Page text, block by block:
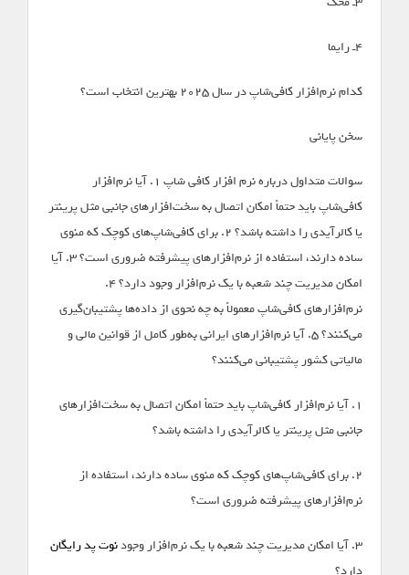
۴ـ رایما
کدام نرم‌افزار کافی‌شاپ در سال 2025 بهترین انتخاب است؟
سخن پایانی
سوالات متداول درباره نرم افزار کافی شاپ ۱. آیا نرم‌افزار
کافی‌شاپ باید حتماً امکان اتصال به سخت‌افزارهای جانبی مثل پرینتر
یا کالرآیدی را داشته باشد؟ ۲. برای کافی‌شاپ‌های کوچک که منوی
ساده دارند، استفاده از نرم‌افزارهای پیشرفته ضروری است؟ ۳. آیا
امکان مدیریت چند شعبه با یک نرم‌افزار وجود دارد؟ ۴.
نرم‌افزارهای کافی‌شاپ معمولاً به چه نحوی از داده‌ها پشتیبان‌گیری
می‌کنند؟ ۵. آیا نرم‌افزارهای ایرانی به‌طور کامل از قوانین مالی و
مالیاتی کشور پشتیبانی می‌کنند؟
۱. آیا نرم‌افزار کافی‌شاپ باید حتماً امکان اتصال به سخت‌افزارهای
جانبی مثل پرینتر یا کالرآیدی را داشته باشد؟
۲. برای کافی‌شاپ‌های کوچک که منوی ساده دارند، استفاده از
نرم‌افزارهای پیشرفته ضروری است؟
۳. آیا امکان مدیریت چند شعبه با یک نرم‌افزار وجود
نوت پد رایگان
دارد؟